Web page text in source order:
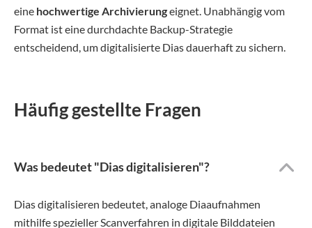
eine hochwertige Archivierungeignet. Unabhängig vom
Format ist eine durchdachte Backup-Strategie
entscheidend, um digitalisierte Dias dauerhaft zu sichern.
Häufig gestellte Fragen
Was bedeutet "Dias digitalisieren"?
Dias digitalisieren bedeutet, analoge Diaaufnahmen
mithilfe spezieller Scanverfahren in digitale Bilddateien